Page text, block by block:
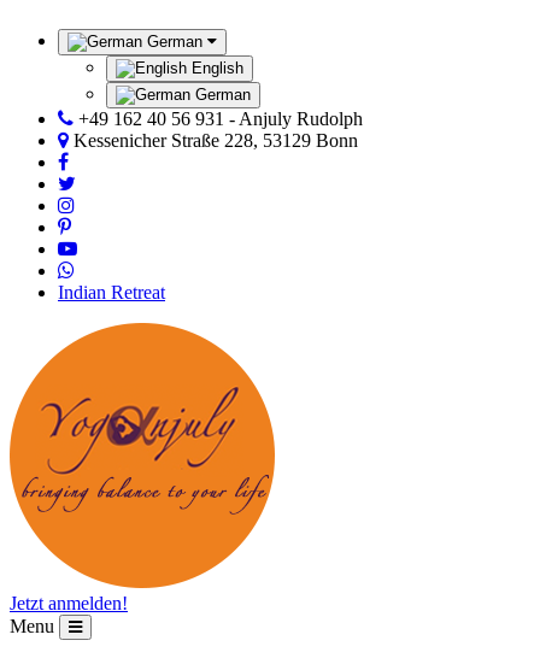
German
English
German
+49 162 40 56 931 - Anjuly Rudolph
Kessenicher Straße 228, 53129 Bonn
Indian Retreat
Jetzt anmelden!
Menu